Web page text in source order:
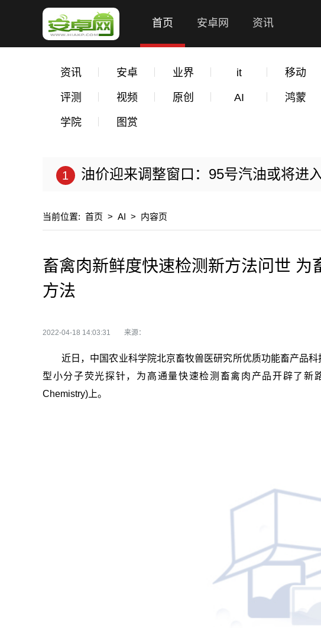
首页 安卓网 资讯
资讯 安卓 业界 it 移动
评测 视频 原创 AI 鸿蒙
学院 图赏
油价迎来调整窗口：95号汽油或将进
当前位置: 首页 > AI > 内容页
畜禽肉新鲜度快速检测新方法问世 为
方法
2022-04-18 14:03:31 来源：
近 日，中国农业科学院北京畜牧兽医研究所优质功能畜产品
型小分子荧光探针，为高通量快速检测畜禽肉产品开辟了新
Chemistry)上。